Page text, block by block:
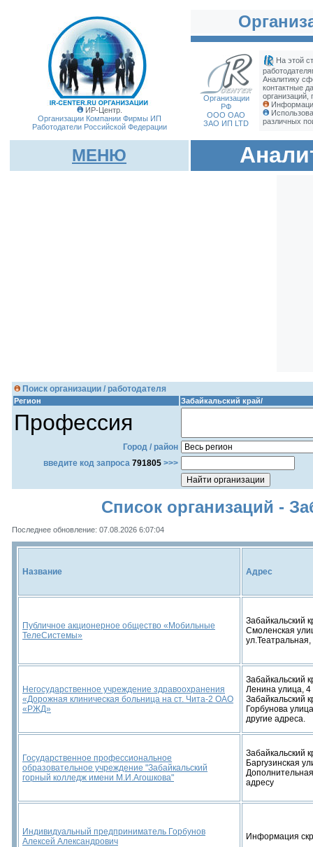
ИР-Центр.
Организации Компании Фирмы ИП
Работодатели Российской Федерации
Организации
РФ
ООО ОАО
ЗАО ИП LTD
На этой
Аналитику
контактные
различных
МЕНЮ
Поиск организации / работодателя
Регион Забайкальский край/
Профессия
Город / район
введите код запроса 791805 >>>
Список организаций -
Последнее обновление: 07.08.2026 6:07:04
Название Адрес
Публичное акционерное общество «Мобильные
ТелеСистемы»
Забайкальский
Смоленская
ул.Театральная,
Негосударственное учреждение здравоохранения
«Дорожная клиническая больница на ст. Чита-2 ОАО
«РЖД»
Забайкальский
Ленина улица, 4
Забайкальский
Горбунова
другие адреса.
Государственное профессиональное
образовательное учреждение "Забайкальский
горный колледж имени М.И.Агошкова"
Забайкальский
Баргузинская
адресу
Индивидуальный предприниматель Горбунов
Алексей Александрович
Информация